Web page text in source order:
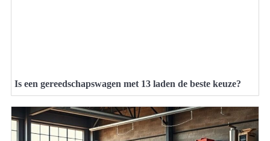
Is een gereedschapswagen met 13 laden de beste keuze?